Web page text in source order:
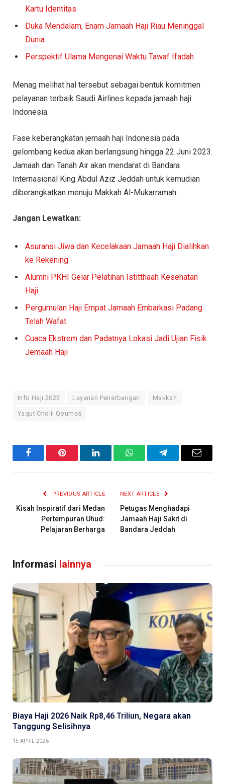
Kartu Identitas
Duka Mendalam, Enam Jamaah Haji Riau Meninggal
Dunia
Perspektif Ulama Mengenai Waktu Tawaf Ifadah
Menag melihat hal tersebut sebagai bentuk komitmen
pelayanan terbaik Saudi Airlines kepada jamaah haji
Indonesia.
Fase keberangkatan jemaah haji Indonesia pada
gelombang kedua akan berlangsung hingga 22 Juni 2023.
Jamaah dari Tanah Air akan mendarat di Bandara
Internasional King Abdul Aziz Jeddah untuk kemudian
diberangkatkan menuju Makkah Al-Mukarramah.
Jangan Lewatkan:
Asuransi Jiwa dan Kecelakaan Jamaah Haji Dialihkan
ke Rekening
Alumni PKHI Gelar Pelatihan Istitthaah Kesehatan
Haji
Pergumulan Haji Empat Jamaah Embarkasi Padang
Telah Wafat
Cuaca Ekstrem dan Padatnya Lokasi Jadi Ujian Fisik
Jemaah Haji
Info Haji 2023 Layanan Penerbangan Makkah
Yaqut Cholil Qoumas
FacebookPinterest LinkedInWhatsAppTelegramEmail
PREVIOUS ARTICLE
Kisah Inspiratif dari Medan
Pertempuran Uhud:
Pelajaran Berharga
NEXT ARTICLE
Petugas Menghadapi
Jamaah Haji Sakit di
Bandara Jeddah
Informasi lainnya
Biaya Haji 2026 Naik Rp8,46 Triliun, Negara akan
Tanggung Selisihnya
15 APRIL 2026